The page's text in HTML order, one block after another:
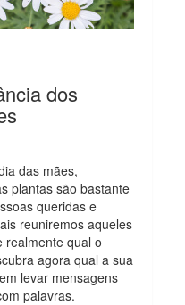
dos
das mães,
plantas são bastante
queridas e
reuniremos aqueles
realmente qual o
agora qual a sua
levar mensagens
palavras.